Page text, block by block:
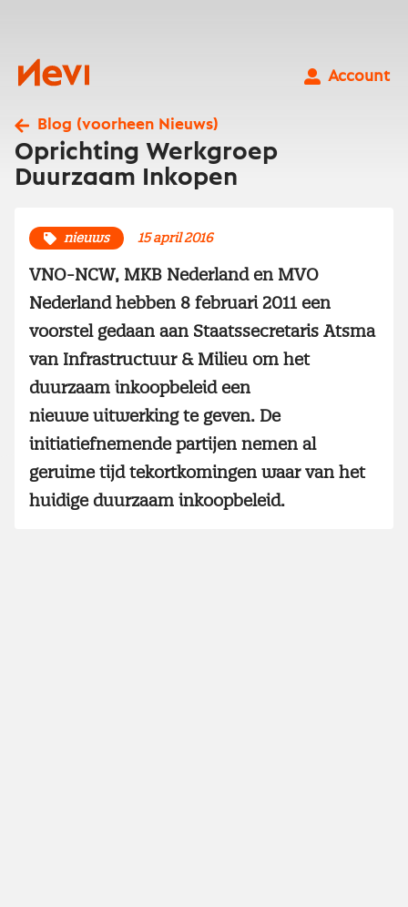
Nevi
Account
Blog (voorheen Nieuws)
Oprichting Werkgroep
Duurzaam Inkopen
nieuws 15 april 2016
VNO-NCW, MKB Nederland en MVO
Nederland hebben 8 februari 2011 een
voorstel gedaan aan Staatssecretaris Atsma
van Infrastructuur & Milieu om het
duurzaam inkoopbeleid een
nieuwe uitwerking te geven. De
initiatiefnemende partijen nemen al
geruime tijd tekortkomingen waar van het
huidige duurzaam inkoopbeleid.